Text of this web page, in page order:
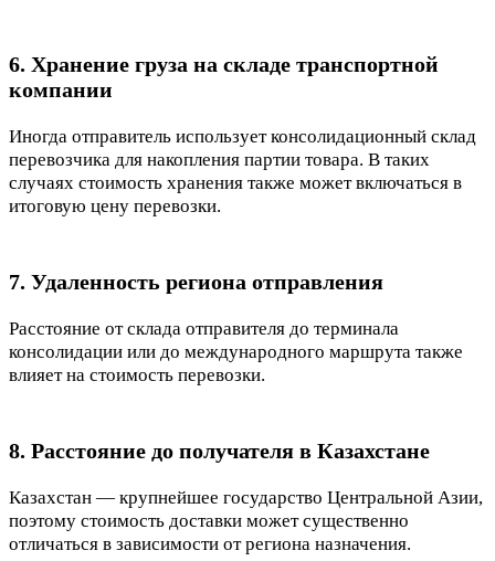
6. Хранение груза на складе транспортной
компании
Иногда отправитель использует консолидационный склад
перевозчика для накопления партии товара. В таких
случаях стоимость хранения также может включаться в
итоговую цену перевозки.
7. Удаленность региона отправления
Расстояние от склада отправителя до терминала
консолидации или до международного маршрута также
влияет на стоимость перевозки.
8. Расстояние до получателя в Казахстане
Казахстан — крупнейшее государство Центральной Азии,
поэтому стоимость доставки может существенно
отличаться в зависимости от региона назначения.